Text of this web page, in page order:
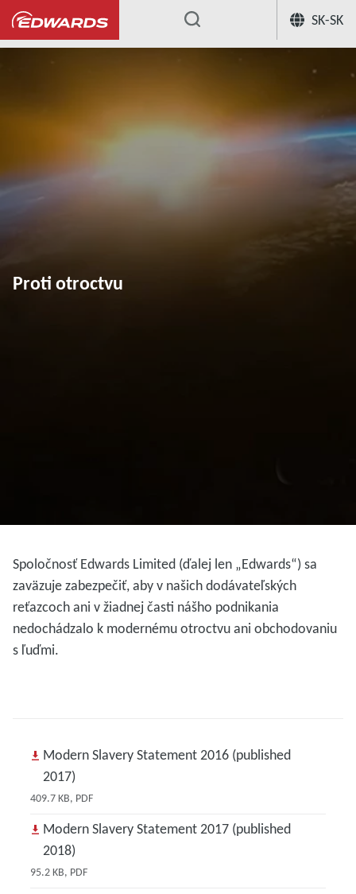
SK-SK
...
Proti otroctvu
Spoločnosť Edwards Limited (ďalej len „Edwards“) sa
zaväzuje zabezpečiť, aby v našich dodávateľských
reťazcoch ani v žiadnej časti nášho podnikania
nedochádzalo k modernému otroctvu ani obchodovaniu
s ľuďmi.
Modern Slavery Statement 2016 (published
2017)
409.7 KB, PDF
Modern Slavery Statement 2017 (published
2018)
95.2 KB, PDF